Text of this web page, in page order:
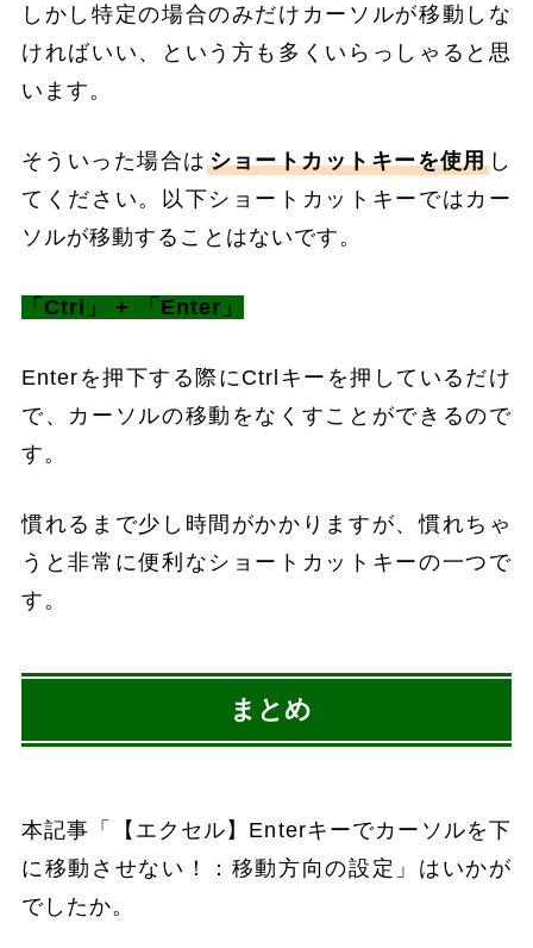
しかし特定の場合のみだけカーソルが移動しな
ければいい、という方も多くいらっしゃると思
います。
そういった場合は ショートカットキーを使用し
てください。以下ショートカットキーではカー
ソルが移動することはないです。
「Ctrl」 + 「Enter」
Enterを押下する際にCtrlキーを押しているだけ
で、カーソルの移動をなくすことができるので
す。
慣れるまで少し時間がかかりますが、慣れちゃ
うと非常に便利なショートカットキーの一つで
す。
まとめ
本記事「【エクセル】Enterキーでカーソルを下
に移動させない！：移動方向の設定」はいかが
でしたか。